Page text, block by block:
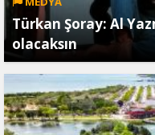
Türkan Şoray: Al
olacaksın